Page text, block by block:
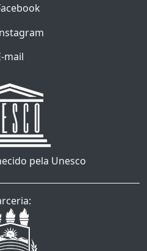
mail
pela Unesco